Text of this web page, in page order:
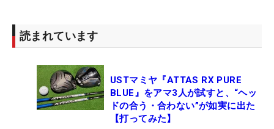
読まれています
USTマミヤ『ATTAS RX PURE
BLUE』をアマ3人が試すと、“ヘッ
ドの合う・合わない”が如実に出た
【打ってみた】